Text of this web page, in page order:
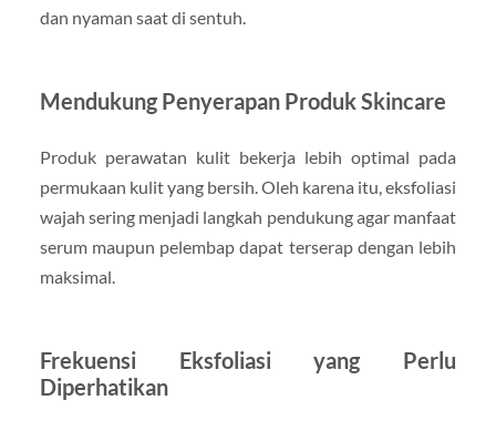
dan nyaman saat di sentuh.
Mendukung Penyerapan Produk Skincare
Produk perawatan kulit bekerja lebih optimal pada
permukaan kulit yang bersih. Oleh karena itu, eksfoliasi
wajah sering menjadi langkah pendukung agar manfaat
serum maupun pelembap dapat terserap dengan lebih
maksimal.
Frekuensi Eksfoliasi yang Perlu
Diperhatikan